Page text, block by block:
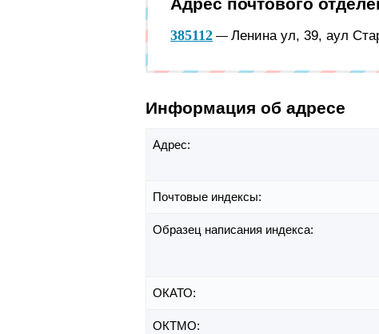
385112 — Ленина ул, 39, аул
Информация об адресе
Адрес:
Почтовые индексы:
Образец написания индекса:
ОКАТО:
ОКТМО: